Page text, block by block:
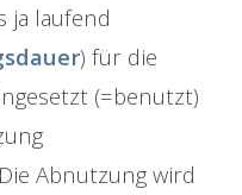
ja laufend
) für die
(=benutzt)
Abnutzung wird